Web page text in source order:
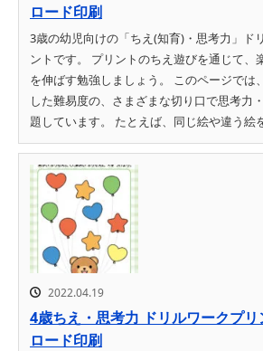
ロード印刷
3歳の幼児向けの「ちえ(知育)・思考力」ド
ントです。 プリントのちえ遊びを通じて、
を伸ばす勉強しましょう。 このページでは
した難易度の、さまざまな切り口で思考力
題しています。 たとえば、同じ絵や違う絵
2022.04.19
4歳ちえ・思考力 ドリルワークプ
ロード印刷